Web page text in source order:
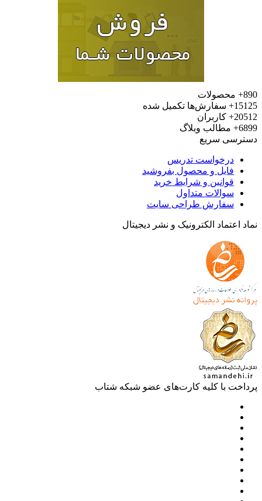
محصولات
سفارش‌ها تکمیل شده
کاربران
مطالب وبلاگ
سریع
درخواست تدریس
فایل و محصول بفروشید
قوانین و شرایط خرید
سوالات متداول
سفارش طراحی سایت
اعتماد الکترونیک و نشر دیجیتال
با کلیه کارت‌های عضو شبکه شتاب